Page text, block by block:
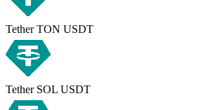
Tether TON USDT
Tether SOL USDT